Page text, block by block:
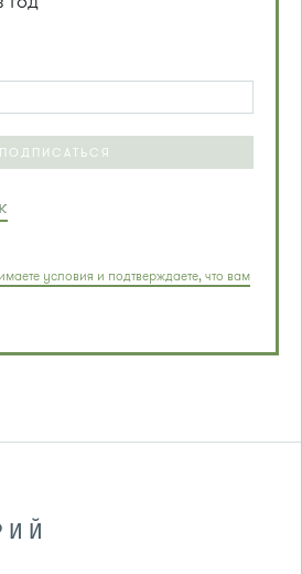
ПОДПИСАТЬСЯ
условия и подтверждаете, что вам